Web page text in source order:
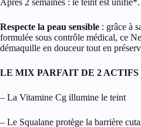
Respecte la peau sensible : grâce à
formulée sous contrôle médical, ce
démaquille en douceur tout en
LE MIX PARFAIT DE 2
– La Vitamine Cg illumine le teint
– Le Squalane protège la barrière